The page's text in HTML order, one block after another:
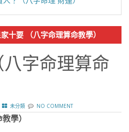
十要 （八字命理算命教學）
字命理算命
未分類 NO COMMENT
學）